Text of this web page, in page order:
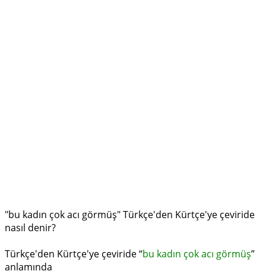
"bu kadın çok acı görmüş" Türkçe'den Kürtçe'ye çeviride
nasıl denir?
Türkçe'den Kürtçe'ye çeviride “bu kadın çok acı görmüş”
anlamında